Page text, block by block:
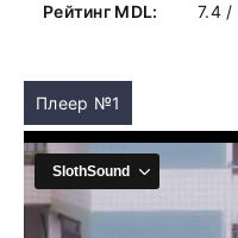
Рейтинг MDL:
7.4 /
Плеер №1